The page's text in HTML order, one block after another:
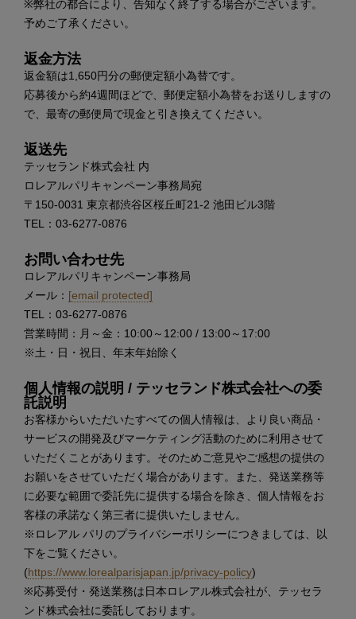
※弊社の都合により、告知なく終了する場合がございます。
予めご了承ください。
返金方法
返金額は1,650円分の郵便定額小為替です。
応募後から約4週間ほどで、郵便定額小為替をお送りしますの
で、最寄の郵便局で現金と引き換えてください。
返送先
テッセランド株式会社 内
ロレアルパリキャンペーン事務局宛
〒150-0031 東京都渋谷区桜丘町21-2 池田ビル3階
TEL：03-6277-0876
お問い合わせ先
ロレアルパリキャンペーン事務局
メール： [email protected]
TEL：03-6277-0876
営業時間：月～金：10:00～12:00 / 13:00～17:00
※土・日・祝日、年末年始除く
個人情報の説明 / テッセランド株式会社への委
託説明
お客様からいただいたすべての個人情報は、より良い商品・
サービスの開発及びマーケティング活動のために利用させて
いただくことがあります。そのためご意見やご感想の提供の
お願いをさせていただく場合があります。また、発送業務等
に必要な範囲で委託先に提供する場合を除き、個人情報をお
客様の承諾なく第三者に提供いたしません。
※ロレアル パリのプライバシーポリシーにつきましては、以
下をご覧ください。
(https://www.lorealparisjapan.jp/privacy-policy)
※応募受付・発送業務は日本ロレアル株式会社が、テッセラ
ンド株式会社に委託しております。